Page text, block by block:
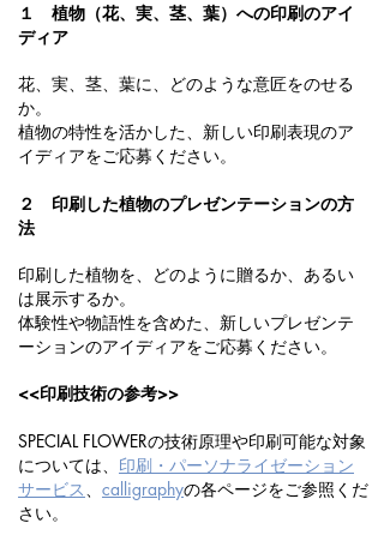
１ 植物（花、実、茎、葉）への印刷のアイ
ディア
花、実、茎、葉に、どのような意匠をのせる
か。
植物の特性を活かした、新しい印刷表現のア
イディアをご応募ください。
２ 印刷した植物のプレゼンテーションの方
法
印刷した植物を、どのように贈るか、あるい
は展示するか。
体験性や物語性を含めた、新しいプレゼンテ
ーションのアイディアをご応募ください。
<<印刷技術の参考>>
SPECIAL FLOWERの技術原理や印刷可能な対象
については、 印刷・パーソナライゼーション
サービス、 calligraphyの各ページをご参照くだ
さい。